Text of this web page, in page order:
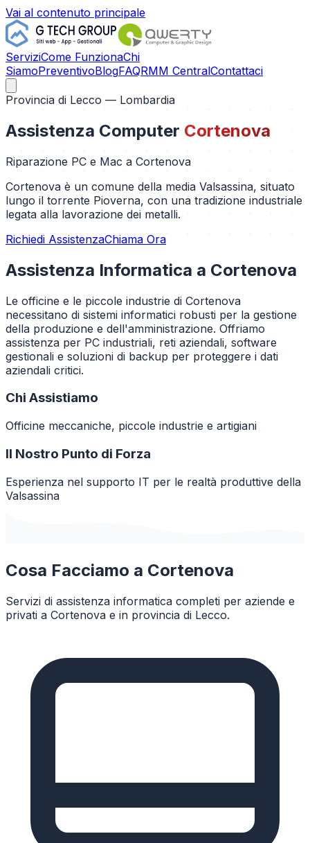
Vai al contenuto principale
ServiziCome FunzionaChi
SiamoPreventivoBlogFAQRMM CentralContattaci
Provincia di Lecco — Lombardia
Assistenza Computer Cortenova
Riparazione PC e Mac a Cortenova
Cortenova è un comune della media Valsassina, situato
lungo il torrente Pioverna, con una tradizione industriale
legata alla lavorazione dei metalli.
Richiedi AssistenzaChiama Ora
Assistenza Informatica a Cortenova
Le officine e le piccole industrie di Cortenova
necessitano di sistemi informatici robusti per la gestione
della produzione e dell'amministrazione. Offriamo
assistenza per PC industriali, reti aziendali, software
gestionali e soluzioni di backup per proteggere i dati
aziendali critici.
Chi Assistiamo
Officine meccaniche, piccole industrie e artigiani
Il Nostro Punto di Forza
Esperienza nel supporto IT per le realtà produttive della
Valsassina
Cosa Facciamo a Cortenova
Servizi di assistenza informatica completi per aziende e
privati a Cortenova e in provincia di Lecco.